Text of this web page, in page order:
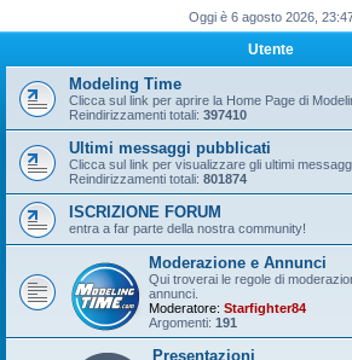
Oggi è 6 agosto 2026,
Utente
Modeling Time
Clicca sul link per aprire la Home Page di
Reindirizzamenti totali: 397410
Ultimi messaggi pubblicati
Clicca sul link per visualizzare gli ultimi
Reindirizzamenti totali: 801874
ISCRIZIONE FORUM
entra a far parte della nostra community!
Moderazione e Annunci
Qui troverai le regole di
annunci.
Moderatore: Starfighter84
Argomenti: 191
Presentazioni